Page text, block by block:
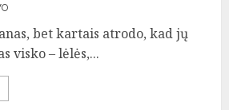
bet kartais atrodo, kad jų
visko – lėlės,...